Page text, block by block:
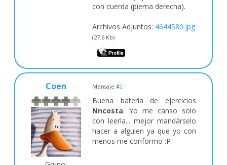
con cuerda (pierna derecha).
Archivos Adjuntos: 4644580.jpg
(27.6 Kb)
Coen Mensaje #2
Buena batería de ejercicios
Nncosta. Yo me canso solo
con leerla... mejor mandárselo
hacer a alguien ya que yo con
menos me conformo :P